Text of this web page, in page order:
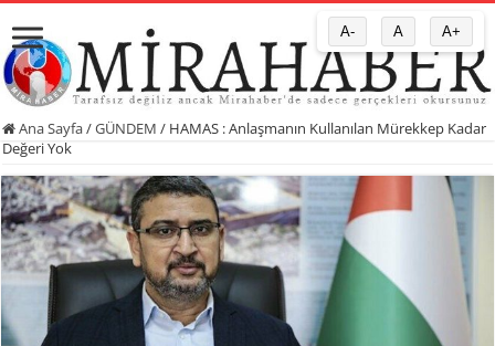
Ana Sayfa/GÜNDEM / HAMAS : Anlaşmanın Kullanılan Mürekkep Kadar
Değeri Yok
A- A A+